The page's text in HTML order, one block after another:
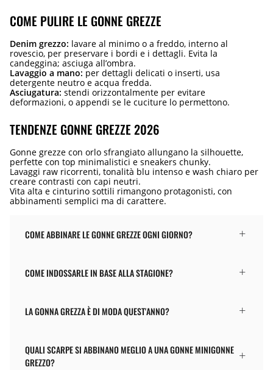
COME PULIRE LE GONNE GREZZE
Denim grezzo: lavare al minimo o a freddo, interno al
rovescio, per preservare i bordi e i dettagli. Evita la
candeggina; asciuga all’ombra.
Lavaggio a mano: per dettagli delicati o inserti, usa
detergente neutro e acqua fredda.
Asciugatura: stendi orizzontalmente per evitare
deformazioni, o appendi se le cuciture lo permettono.
TENDENZE GONNE GREZZE 2026
Gonne grezze con orlo sfrangiato allungano la silhouette,
perfette con top minimalistici e sneakers chunky.
Lavaggi raw ricorrenti, tonalità blu intenso e wash chiaro per
creare contrasti con capi neutri.
Vita alta e cinturino sottili rimangono protagonisti, con
abbinamenti semplici ma di carattere.
COME ABBINARE LE GONNE GREZZE OGNI GIORNO?
COME INDOSSARLE IN BASE ALLA STAGIONE?
LA GONNA GREZZA È DI MODA QUEST'ANNO?
QUALI SCARPE SI ABBINANO MEGLIO A UNA GONNE MINIGONNE
GREZZO?